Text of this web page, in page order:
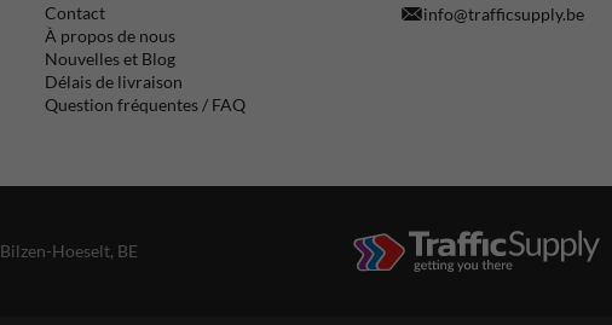
Contact
À propos de nous
Nouvelles et Blog
Délais de livraison
Question fréquentes / FAQ
info@trafficsupply.be
Bilzen-Hoeselt, BE